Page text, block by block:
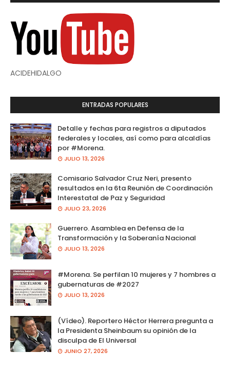
ACIDEHIDALGO
ENTRADAS POPULARES
Detalle y fechas para registros a diputados
federales y locales, así como para alcaldías
por #Morena.
JULIO 13, 2026
Comisario Salvador Cruz Neri, presento
resultados en la 6ta Reunión de Coordinación
Interestatal de Paz y Seguridad
JULIO 23, 2026
Guerrero. Asamblea en Defensa de la
Transformación y la Soberanía Nacional
JULIO 13, 2026
#Morena. Se perfilan 10 mujeres y 7 hombres a
gubernaturas de #2027
JULIO 13, 2026
(Vídeo). Reportero Héctor Herrera pregunta a
la Presidenta Sheinbaum su opinión de la
disculpa de El Universal
JUNIO 27, 2026